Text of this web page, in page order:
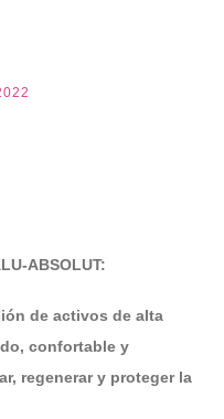
ABSOLUT:
de activos de alta
confortable y
regenerar y proteger la